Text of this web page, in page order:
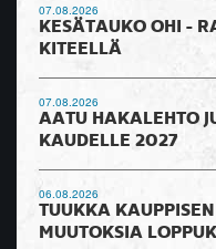
07.08.2026
KESÄTAUKO OHI -
KITEELLÄ
07.08.2026
AATU HAKALEHTO
KAUDELLE 2027
06.08.2026
TUUKKA
MUUTOKSIA